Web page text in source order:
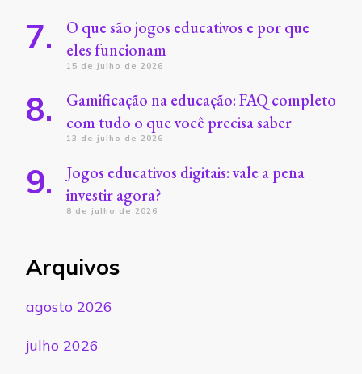
O que são jogos educativos e por que
eles funcionam
15 de julho de 2026
Gamificação na educação: FAQ completo
com tudo o que você precisa saber
13 de julho de 2026
Jogos educativos digitais: vale a pena
investir agora?
8 de julho de 2026
Arquivos
agosto 2026
julho 2026